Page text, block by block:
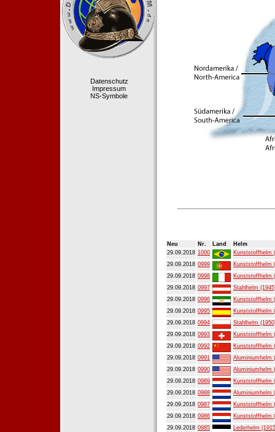
Datenschutz
Impressum
NS-Symbole
Neu Nr. Land
Helm
29.09.2018 1000
Kunststoffhelm
29.09.2018 0999
Kunststoffhelm
29.09.2018 0998
Kunststoffhelm
29.09.2018 0997
Stahlhelm
29.09.2018 0996
Kunststoffhelm
29.09.2018 0995
Kunststoffhelm
29.09.2018 0994
Stahlhelm
29.09.2018 0993
Kunststoffhelm
29.09.2018 0992
Kunststoffhelm
29.09.2018 0991
Aluminiumhelm
29.09.2018 0990
Aluminiumhelm
29.09.2018 0989
Kunststoffhelm
29.09.2018 0988
Aluminiumhelm
29.09.2018 0987
Kunststoffhelm
29.09.2018 0986
Kunststoffhelm
29.09.2018 0985 Lederhelm